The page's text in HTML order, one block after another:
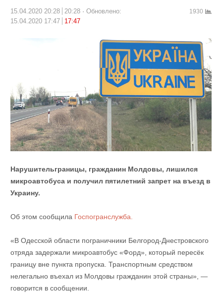
15.04.2020 20:28 20:28
Обновлено:
15.04.2020 17:47
17:47
1930
Нарушительграницы, гражданин Молдовы, лишился
микроавтобуса и получил пятилетний запрет на въезд в
Украину.
Об этом сообщила Госпогранслужба.
«В Одесской области пограничники Белгород-Днестровского
отряда задержали микроавтобус «Форд», который пересёк
границу вне пункта пропуска. Транспортным средством
нелегально въехал из Молдовы гражданин этой страны», —
говорится в сообщении.